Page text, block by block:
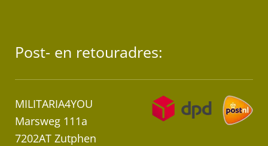
Post- en retouradres:
MILITARIA4YOU
Marsweg 111a
7202AT Zutphen